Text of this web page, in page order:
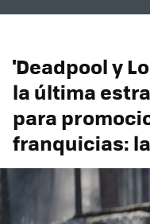
'Deadpool y
la última
para
franquicias: